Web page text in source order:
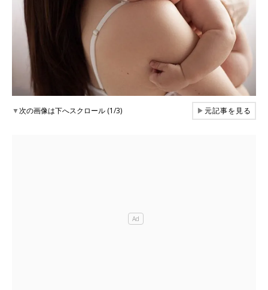
▼次の画像は下へスクロール (1/3) ▶元記事を見る